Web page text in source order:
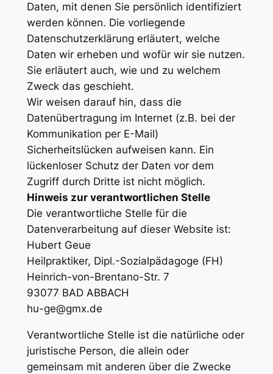
Daten, mit denen Sie persönlich identifiziert
werden können. Die vorliegende
Datenschutzerklärung erläutert, welche
Daten wir erheben und wofür wir sie nutzen.
Sie erläutert auch, wie und zu welchem
Zweck das geschieht.
Wir weisen darauf hin, dass die
Datenübertragung im Internet (z.B. bei der
Kommunikation per E-Mail)
Sicherheitslücken aufweisen kann. Ein
lückenloser Schutz der Daten vor dem
Zugriff durch Dritte ist nicht möglich.
Hinweis zur verantwortlichen Stelle
Die verantwortliche Stelle für die
Datenverarbeitung auf dieser Website ist:
Hubert Geue
Heilpraktiker, Dipl.-Sozialpädagoge (FH)
Heinrich-von-Brentano-Str. 7
93077 BAD ABBACH
hu-ge@gmx.de
Verantwortliche Stelle ist die natürliche oder
juristische Person, die allein oder
gemeinsam mit anderen über die Zwecke